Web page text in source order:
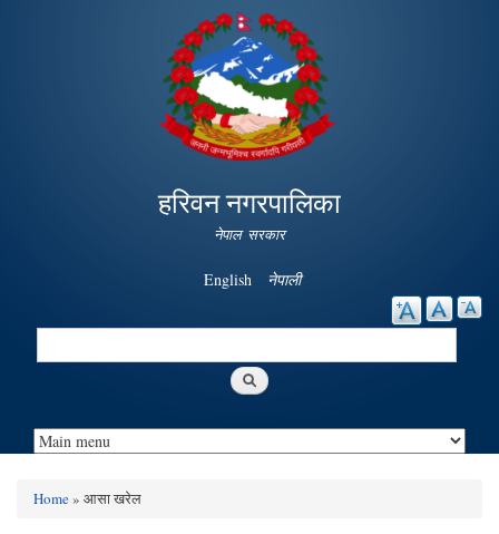
Skip to
main
content
हरिवन नगरपालिका
नेपाल सरकार
English नेपाली
Search
Home» आसा खरेल